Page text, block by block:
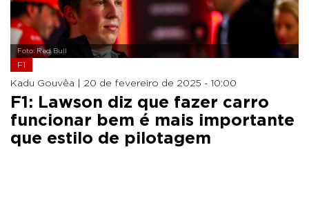
Foto: Red Bull
F1
Kadu Gouvêa | 20 de fevereiro de 2025 - 10:00
F1: Lawson diz que fazer carro
funcionar bem é mais importante
que estilo de pilotagem